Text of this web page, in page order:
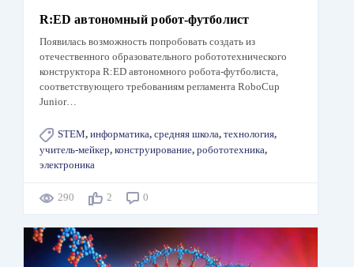
R:ED автономный робот-футболист
Появилась возможность попробовать создать из
отечественного образовательного робототехнического
конструктора R:ED автономного робота-футболиста,
соответствующего требованиям регламента RoboCup
Junior…
STEM, информатика, средняя школа, технология,
учитель-мейкер, конструирование, робототехника,
электроника
290 2 0